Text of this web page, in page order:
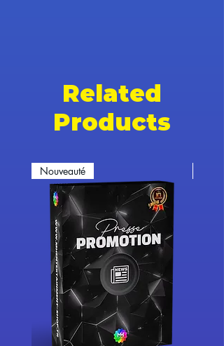
Related
Products
Nouveauté